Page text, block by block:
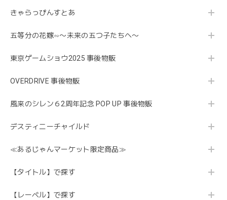
きゃらっぴんすとあ
五等分の花嫁∽〜未来の五つ子たちへ〜
東京ゲームショウ2025 事後物販
OVERDRIVE 事後物販
風来のシレン６2周年記念 POP UP 事後物販
デスティニーチャイルド
≪あるじゃんマーケット限定商品≫
【タイトル】で探す
【レーベル】で探す